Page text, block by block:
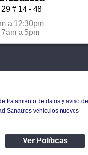
# 14 - 48
7am a 5pm
a 12:30pm
tratamiento de datos y aviso de
Sanautos vehículos nuevos
Ver Políticas